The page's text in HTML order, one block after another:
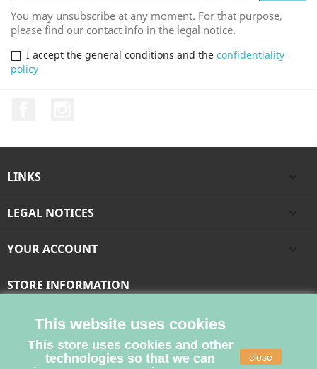
You may unsubscribe at any moment. For that purpose,
please find our contact info in the legal notice.
I accept the general conditions and the confidentiality
policy
LINKS
LEGAL NOTICES
YOUR ACCOUNT
STORE INFORMATION
This website uses cookies
This store uses cookies and other
technologies so that we can
close